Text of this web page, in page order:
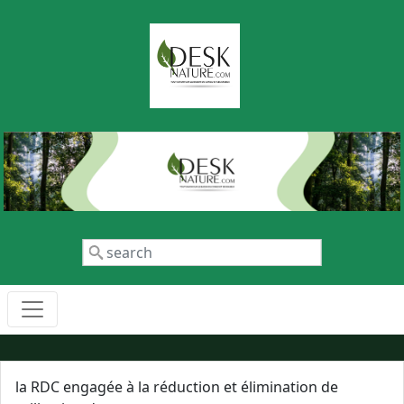
la RDC engagée à la réduction et élimination de